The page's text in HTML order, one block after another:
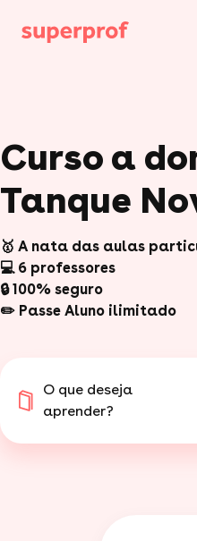
Curso a
Tanque
🥇 A nata das aulas
💻 6 professores
🔒 100% seguro
✏️ Passe Aluno ilimitado
O que deseja
aprender?